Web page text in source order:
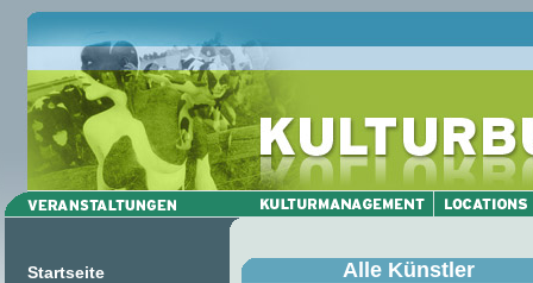
Startseite
Alle Künstler